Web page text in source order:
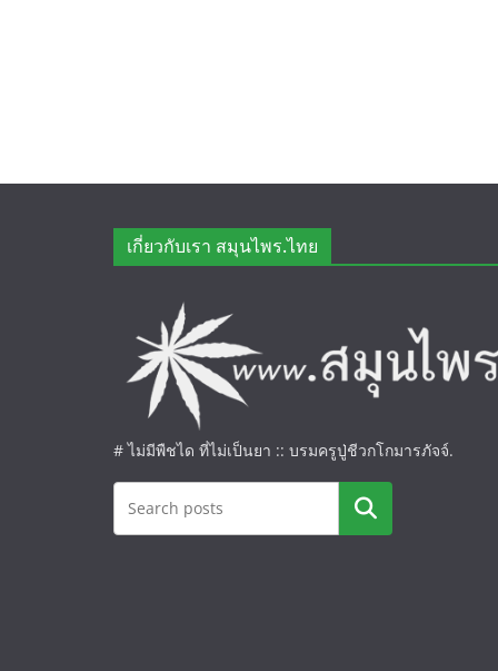
เกี่ยวกับเรา สมุนไพร.ไทย
# ไม่มีพืชได ที่ไม่เป็นยา :: บรมครูปู่ชีวกโกมารภัจจ์.
ค้นหา